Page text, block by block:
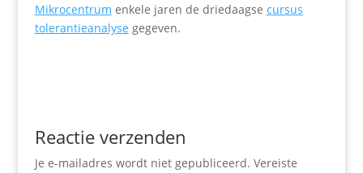
Mikrocentrum enkele jaren de driedaagse cursus
tolerantieanalyse gegeven.
Reactie verzenden
Je e-mailadres wordt niet gepubliceerd. Vereiste